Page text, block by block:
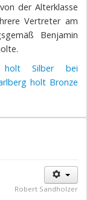
der Alterklasse
Vertreter am
Benjamin
holt Silber bei
holt Bronze
Robert Sandholzer